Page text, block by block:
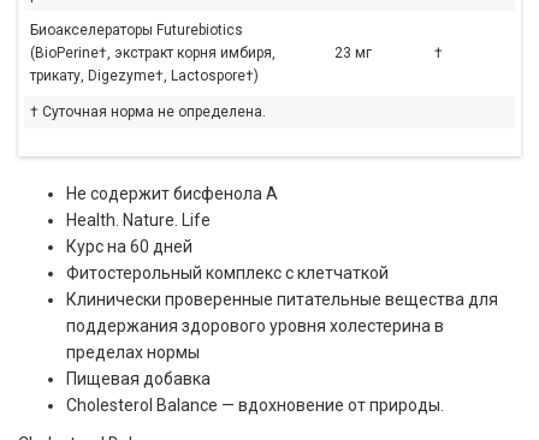
Биоакселераторы Futurebiotics
(BioPerine†, экстракт корня имбиря,
трикату, Digezyme†, Lactospore†)
23 мг †
† Суточная норма не определена.
Не содержит бисфенола А
Health. Nature. Life
Курс на 60 дней
Фитостерольный комплекс с клетчаткой
Клинически проверенные питательные вещества для
поддержания здорового уровня холестерина в
пределах нормы
Пищевая добавка
Cholesterol Balance — вдохновение от природы.